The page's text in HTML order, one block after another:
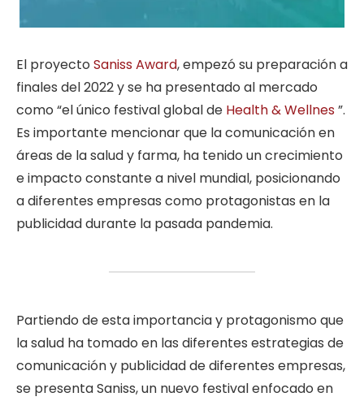
El proyecto Saniss Award, empezó su preparación a
finales del 2022 y se ha presentado al mercado
como “el único festival global de Health & Wellnes”.
Es importante mencionar que la comunicación en
áreas de la salud y farma, ha tenido un crecimiento
e impacto constante a nivel mundial, posicionando
a diferentes empresas como protagonistas en la
publicidad durante la pasada pandemia.
Partiendo de esta importancia y protagonismo que
la salud ha tomado en las diferentes estrategias de
comunicación y publicidad de diferentes empresas,
se presenta Saniss, un nuevo festival enfocado en